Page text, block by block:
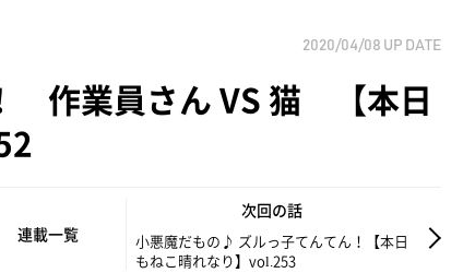
2020/04/08 UP DATE
作業員さん VS 猫 【本日
連載一覧
次回の話
小悪魔だもの♪ ズルっ子てんてん！【本日
もねこ晴れなり】vol.253